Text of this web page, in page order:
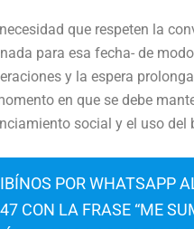
que respeten la
para esa fecha- de
y la espera
en que se debe
social y el uso del
POR WHATSAPP
CON LA FRASE “ME